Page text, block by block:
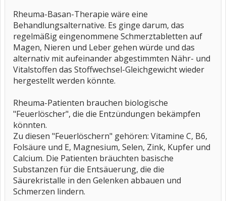
Rheuma-Basan-Therapie wäre eine
Behandlungsalternative. Es ginge darum, das
regelmäßig eingenommene Schmerztabletten auf
Magen, Nieren und Leber gehen würde und das
alternativ mit aufeinander abgestimmten Nähr- und
Vitalstoffen das Stoffwechsel-Gleichgewicht wieder
hergestellt werden könnte.
Rheuma-Patienten brauchen biologische
"Feuerlöscher", die die Entzündungen bekämpfen
könnten.
Zu diesen "Feuerlöschern" gehören: Vitamine C, B6,
Folsäure und E, Magnesium, Selen, Zink, Kupfer und
Calcium. Die Patienten bräuchten basische
Substanzen für die Entsäuerung, die die
Säurekristalle in den Gelenken abbauen und
Schmerzen lindern.